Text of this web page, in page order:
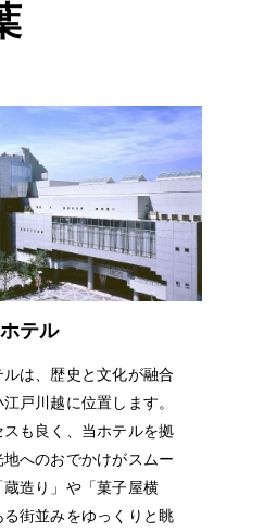
テル
は、歴史と文化が融合
戸川越に位置します。
も良く、当ホテルを拠
へのおでかけがスムー
造り」や「菓子屋横
街並みをゆっくりと眺